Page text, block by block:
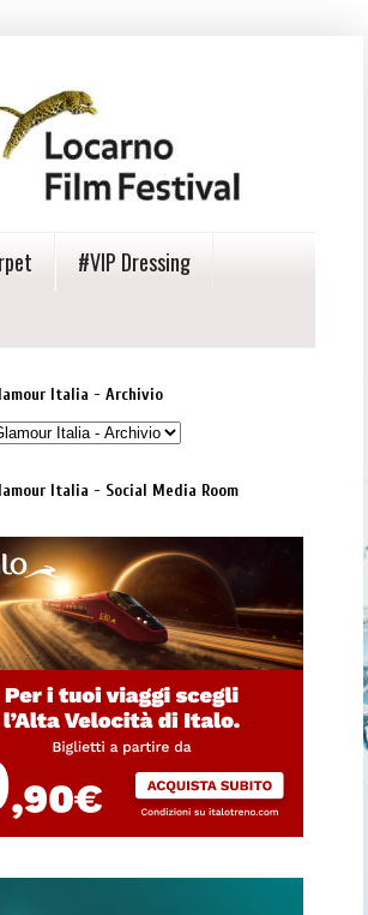
#VIP Dressing
Italia - Archivio
Italia - Social Media Room